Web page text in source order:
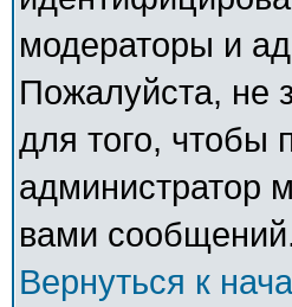
модераторы и
Пожалуйста, не
для того, чтобы
администратор
вами
Вернуться к